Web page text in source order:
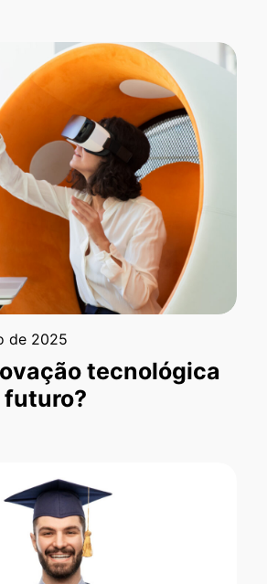
de 2025
tecnológica
futuro?